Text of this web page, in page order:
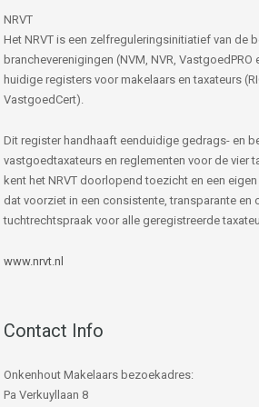
NRVT
Het NRVT is een zelfreguleringsinitiatief van de
brancheverenigingen (NVM, NVR, VastgoedPRO
huidige registers voor makelaars en taxateurs
VastgoedCert).
Dit register handhaaft eenduidige gedrags- en
vastgoedtaxateurs en reglementen voor de vier
kent het NRVT doorlopend toezicht en een
dat voorziet in een consistente, transparante en
tuchtrechtspraak voor alle geregistreerde
www.nrvt.nl
Contact Info
Onkenhout Makelaars bezoekadres:
Pa Verkuyllaan 8